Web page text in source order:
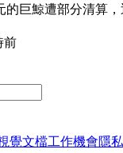
的巨鯨遭部分清算
前
覺文檔工作機會隱